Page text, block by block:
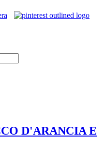
D'ARANCIA E